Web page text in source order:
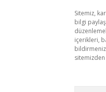
Sitemiz,
bilgi
içerikleri,
sitemizden